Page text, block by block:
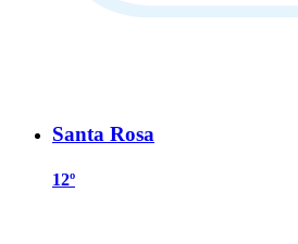
Santa Rosa
12º